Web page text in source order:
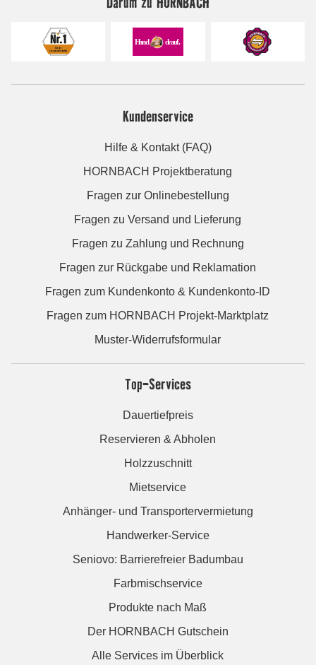
Kundenservice
Hilfe & Kontakt (FAQ)
HORNBACH Projektberatung
Fragen zur Onlinebestellung
Fragen zu Versand und Lieferung
Fragen zu Zahlung und Rechnung
Fragen zur Rückgabe und Reklamation
Fragen zum Kundenkonto & Kundenkonto-ID
Fragen zum HORNBACH Projekt-Marktplatz
Muster-Widerrufsformular
Top-Services
Dauertiefpreis
Reservieren & Abholen
Holzzuschnitt
Mietservice
Anhänger- und Transportervermietung
Handwerker-Service
Seniovo: Barrierefreier Badumbau
Farbmischservice
Produkte nach Maß
Der HORNBACH Gutschein
Alle Services im Überblick